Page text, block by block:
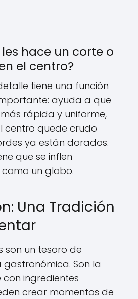
les hace un corte o
el centro?
tiene una función
ayuda a que
rápida y uniforme,
centro quede crudo
ya están dorados.
que se inflen
un globo.
Una Tradición
son un tesoro de
Son la
ingredientes
crear momentos de